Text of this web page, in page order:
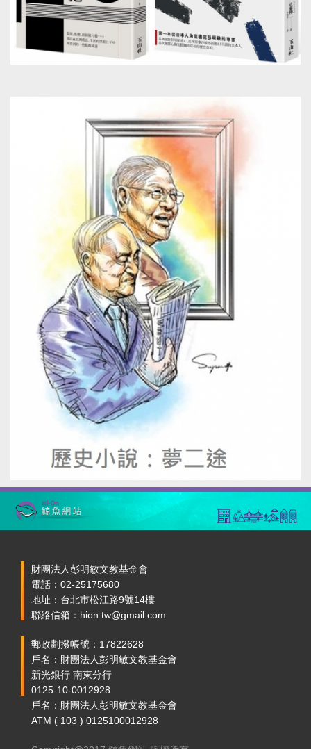
財團法人彭明敏文教基金會
電話：02-25175680
地址：台北市松江路9號14樓
聯絡信箱：hion.tw@gmail.com
郵政劃撥帳號：17822628
戶名：財團法人彭明敏文教基金會
新光銀行 南東分行
0125-10-0012928
戶名：財團法人彭明敏文教基金會
ATM ( 103 ) 0125100012928